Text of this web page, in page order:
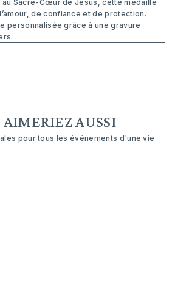
Sacré-Cœur de Jésus, cette médaille
de confiance et de protection.
personnalisée grâce à une gravure
AIMERIEZ AUSSI
pour tous les événements d'une vie